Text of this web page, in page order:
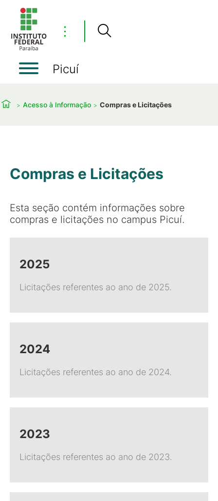
⋮
Picuí
Acesso à Informação Compras e Licitações
Compras e Licitações
Esta seção contém informações sobre
compras e licitações no campus Picuí.
2025
Licitações referentes ao ano de 2025.
2024
Licitações referentes ao ano de 2024.
2023
Licitações referentes ao ano de 2023.